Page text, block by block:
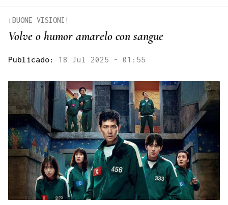
Volve o humor amarelo con sangue
¡BUONE VISIONI!
Publicado: 18 Jul 2025 - 01:55